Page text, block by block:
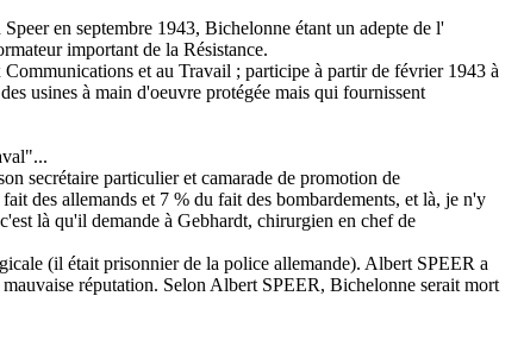
en septembre 1943, Bichelonne étant un adepte de l'
important de la Résistance.
et au Travail ; participe à partir de février 1943 à
usines à main d'oeuvre protégée mais qui fournissent
secrétaire particulier et camarade de promotion de
des allemands et 7 % du fait des bombardements, et là, je n'y
là qu'il demande à Gebhardt, chirurgien en chef de
(il était prisonnier de la police allemande). Albert SPEER a
réputation. Selon Albert SPEER, Bichelonne serait mort